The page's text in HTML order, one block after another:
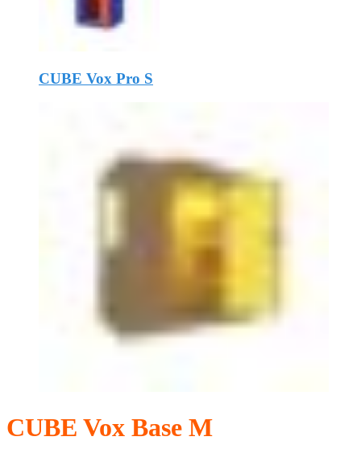
CUBE Vox Pro S
CUBE Vox Base M